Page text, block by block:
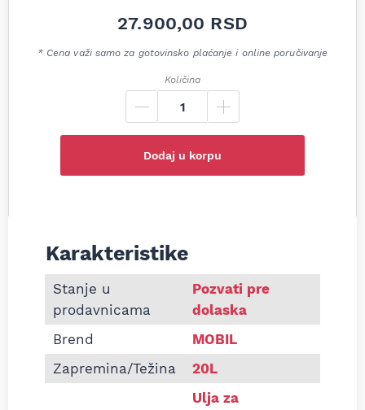
27.900,00 RSD
* Cena važi samo za gotovinsko plaćanje i online poručivanje
Količina
Dodaj u korpu
Informacije o ATF ulje Mobil ATF LT 71141 20L
Karakteristike
Stanje u
prodavnicama
Pozvati pre
dolaska
Brend
MOBIL
Zapremina/Težina
20L
Ulja za